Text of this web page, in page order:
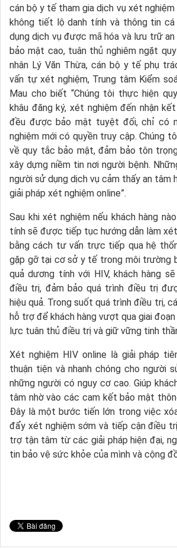
cán bộ y tế tham gia dịch vụ xét
không tiết lộ danh tính và thông tin cá
dụng dịch vụ được mã hóa và lưu trữ
bảo mật cao, tuân thủ nghiêm ngặt
nhân Lý Văn Thừa, cán bộ y tế phụ
vấn tự xét nghiệm, Trung tâm Kiểm
Mau cho biết “Chúng tôi thực hiện
khâu đăng ký, xét nghiệm đến nhận
đều được bảo mật tuyệt đối, chỉ có
nghiệm mới có quyền truy cập. Chúng
về quy tắc bảo mật, đảm bảo tôn
xây dựng niềm tin nơi người bệnh.
người sử dụng dịch vụ cảm thấy an tâm
giải pháp xét nghiệm online”.
Sau khi xét nghiệm nếu khách hàng
tính sẽ được tiếp tục hướng dẫn làm
bằng cách tư vấn trực tiếp qua hệ
gặp gỡ tại cơ sở y tế trong môi trường
quả dương tính với HIV, khách hàng
điều trị, đảm bảo quá trình điều trị
hiệu quả. Trong suốt quá trình điều trị,
hỗ trợ để khách hàng vượt qua giai
lực tuân thủ điều trị và giữ vững tinh
Xét nghiệm HIV online là giải pháp
thuận tiện và nhanh chóng cho người
những người có nguy cơ cao. Giúp
tâm nhờ vào các cam kết bảo mật
Đây là một bước tiến lớn trong việc
đẩy xét nghiệm sớm và tiếp cận điều
trợ tận tâm từ các giải pháp hiện đại,
tin bảo vệ sức khỏe của mình và cộng